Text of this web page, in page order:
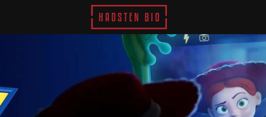
Hadsten Bio